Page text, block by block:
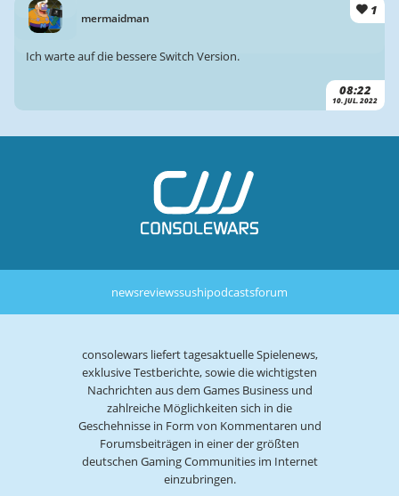
mermaidman
1
08:22
10. JUL. 2022
Ich warte auf die bessere Switch Version.
newsreviewssushipodcastsforum
consolewars liefert tagesaktuelle Spielenews,
exklusive Testberichte, sowie die wichtigsten
Nachrichten aus dem Games Business und
zahlreiche Möglichkeiten sich in die
Geschehnisse in Form von Kommentaren und
Forumsbeiträgen in einer der größten
deutschen Gaming Communities im Internet
einzubringen.